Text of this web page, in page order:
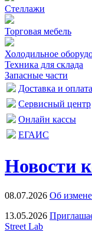
Стеллажи
Торговая мебель
Холодильное
Техника для склада
Запасные части
Доставка и оплата
Сервисный центр
Онлайн кассы
ЕГАИС
Новости
08.07.2026 Об
13.05.2026
Street Lab